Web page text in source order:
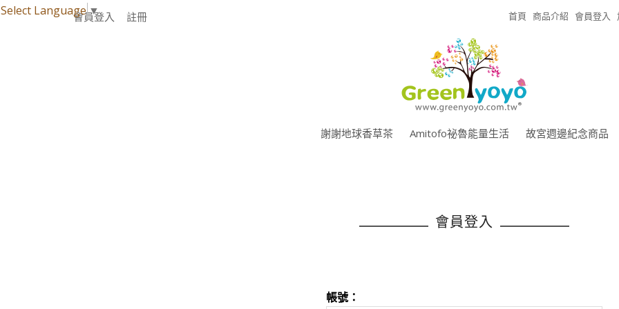
Select Language▼ 首頁 商品介紹 會員登入
會員登入 註冊
謝謝地球香草茶 Amitofo祕魯能量生活 故宮週邊紀念商品
會員登入
帳號：